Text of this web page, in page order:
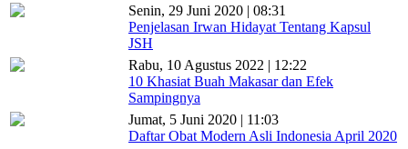
Senin, 29 Juni 2020 | 08:31
Penjelasan Irwan Hidayat Tentang Kapsul
JSH
Rabu, 10 Agustus 2022 | 12:22
10 Khasiat Buah Makasar dan Efek
Sampingnya
Jumat, 5 Juni 2020 | 11:03
Daftar Obat Modern Asli Indonesia April 2020